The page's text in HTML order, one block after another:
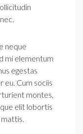
neque
mi elementum
egestas
eu. Cum sociis
montes,
elit lobortis